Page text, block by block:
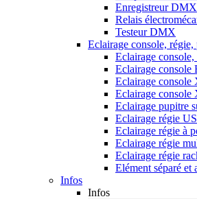
Enregistreur DMX
Relais
Testeur DMX
Eclairage console, régie,
Eclairage
Eclairage console
Eclairage console
Eclairage console
Eclairage pupitre
Eclairage régie
Eclairage régie à
Eclairage régie
Eclairage régie
Elément séparé et
Infos
Infos